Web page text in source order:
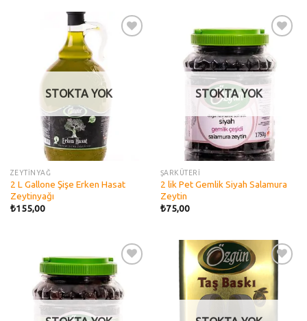
STOKTA YOK
ZEYTİNYAĞ
2 L Gallone Şişe Erken Hasat
Zeytinyağı
₺155,00
Add to
wishlist
STOKTA YOK
ŞARKÜTERİ
2 lik Pet Gemlik Siyah Salamura
Zeytin
₺75,00
Add to
wishlist
Add to